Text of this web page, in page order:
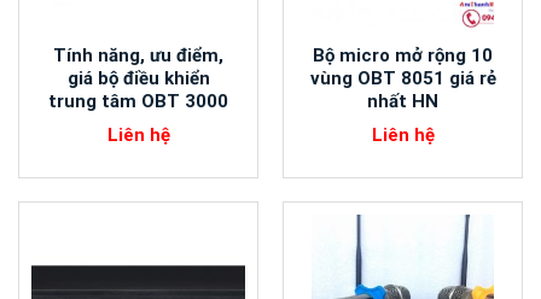
Tính năng, ưu điểm,
giá bộ điều khiển
trung tâm OBT 3000
Liên hệ
Bộ micro mở rộng 10
vùng OBT 8051 giá rẻ
nhất HN
Liên hệ